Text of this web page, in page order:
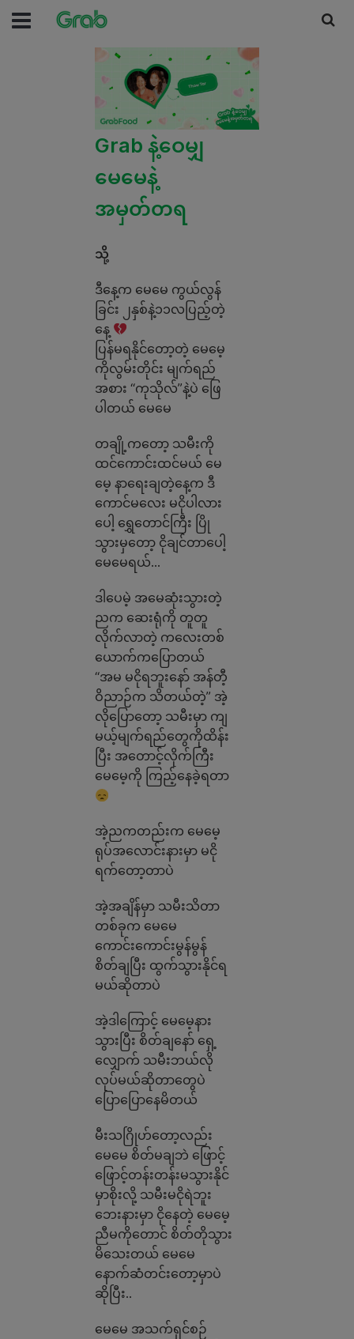
Grab နဲ့ဝေမျှ
မေမေနဲ့
အမှတ်တရ
သို့
ဒီနေ့က မေမေ ကွယ်လွန်
ခြင်း ၂နှစ်နဲ့၁၁လပြည့်တဲ့
နေ့
ပြန်မရနိုင်တော့တဲ့ မေမေ့
ကိုလွမ်းတိုင်း မျက်ရည်
အစား “ကုသိုလ်”နဲ့ပဲ ဖြေ
ပါတယ် မေမေ
တချို့ကတော့ သမီးကို
ထင်ကောင်းထင်မယ် မေ
မေ့ နာရေးချတဲ့နေ့က ဒီ
ကောင်မလေး မငိုပါလား
ပေါ့ ရွှေတောင်ကြီး ပြို
သွားမှတော့ ငိုချင်တာပေါ့
မေမေရယ်…
ဒါပေမဲ့ အမေဆုံးသွားတဲ့
ညက ဆေးရုံကို တူတူ
လိုက်လာတဲ့ ကလေးတစ်
ယောက်ကပြောတယ်
“အမ မငိုရဘူးနော် အန်တီ့
ဝိညာဉ်က သိတယ်တဲ့” အဲ့
လိုပြောတော့ သမီးမှာ ကျ
မယ့်မျက်ရည်တွေကိုထိန်း
ပြီး အတောင့်လိုက်ကြီး
မေမေ့ကို ကြည့်နေခဲ့ရတာ
အဲ့ညကတည်းက မေမေ့
ရုပ်အလောင်းနားမှာ မငို
ရက်တော့တာပဲ
အဲ့အချိန်မှာ သမီးသိတာ
တစ်ခုက မေမေ
ကောင်းကောင်းမွန်မွန်
စိတ်ချပြီး ထွက်သွားနိုင်ရ
မယ်ဆိုတာပဲ
အဲ့ဒါကြောင့် မေမေ့နား
သွားပြီး စိတ်ချနော် ရှေ့
လျှောက် သမီးဘယ်လို
လုပ်မယ်ဆိုတာတွေပဲ
ပြောပြောနေမိတယ်
မီးသဂြိုဟ်တော့လည်း
မေမေ စိတ်မချဘဲ ဖြောင့်
ဖြောင့်တန်းတန်းမသွားနိုင်
မှာစိုးလို့ သမီးမငိုရဲဘူး
ဘေးနားမှာ ငိုနေတဲ့ မေမေ့
ညီမကိုတောင် စိတ်တိုသွား
မိသေးတယ် မေမေ
နောက်ဆံတင်းတော့မှာပဲ
ဆိုပြီး..
မေမေ အသက်ရှင်စဉ်